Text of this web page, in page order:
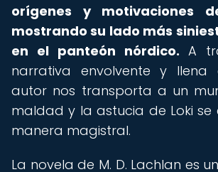
orígenes y motivaciones
mostrando su lado más
en el panteón nórdico. A
narrativa envolvente y llena
autor nos transporta a un
maldad y la astucia de Loki se
manera magistral.
La novela de M. D. Lachlan es